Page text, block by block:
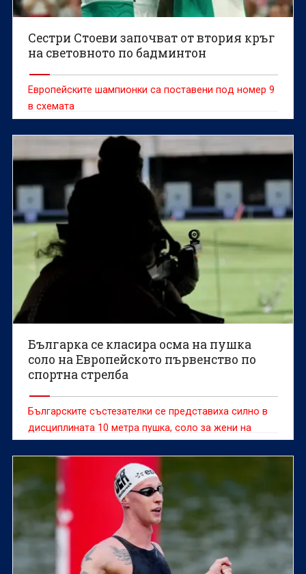
Сестри Стоеви започват от втория кръг
на световното по бадминтон
Европейските шампионки са поставени под номер 9
в схемата
Българка се класира осма на пушка
соло на Европейското първенство по
спортна стрелба
Българските състезателки се представиха силно в
дисциплината 10 метра пушка, соло за жени на
Европейското първенство до 23 години по спортна
стрелба във Вроцлав, Полша.